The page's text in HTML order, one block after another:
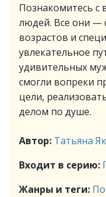
Познакомитесь
людей. Все они —
возрастов и
увлекательное
удивительных
смогли вопреки
цели,
делом по душе.
Автор: Татьяна
Входит в серию:
Жанры и теги: